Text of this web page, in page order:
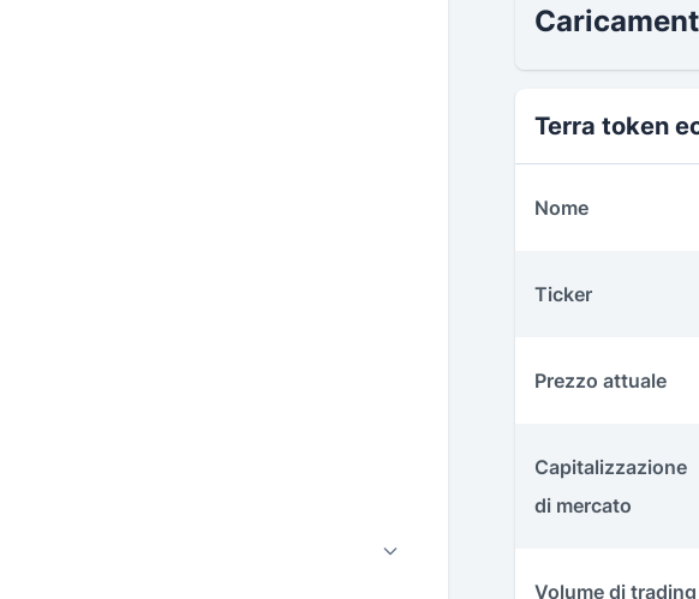
Terra token
Nome
Ticker
Prezzo attuale
Capitalizzazione
di mercato
Volume di trading